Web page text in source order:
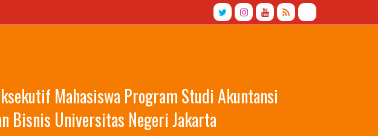
Mahasiswa Program Studi Akuntansi
Bisnis Universitas Negeri Jakarta